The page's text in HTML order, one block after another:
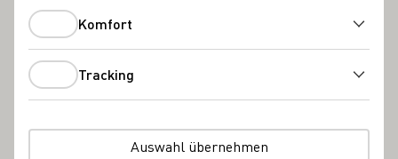
Komfort
Tracking
Auswahl übernehmen